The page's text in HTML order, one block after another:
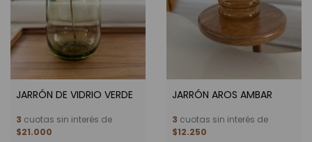
JARRÓN DE VIDRIO VERDE
3 cuotas sin interés de
$21.000
JARRÓN AROS AMBAR
3 cuotas sin interés de
$12.250